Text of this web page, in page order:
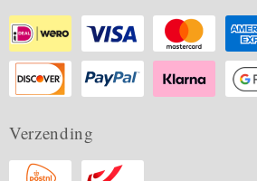
Verzending